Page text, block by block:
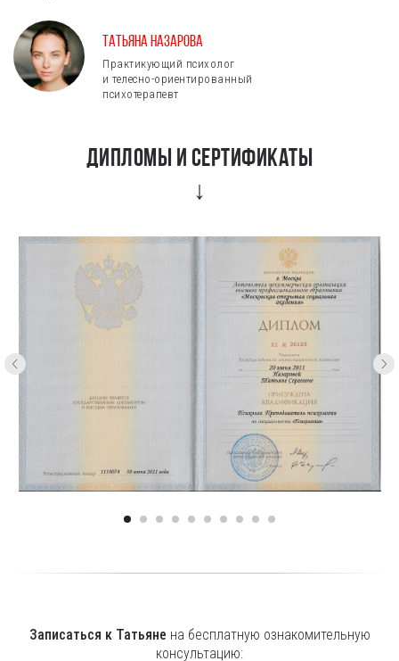
Татьяна Назарова
Практикующий психолог
и телесно-ориентированный
психотерапевт
дипломы и сертификаты
↓
Записаться к Татьяне на бесплатную ознакомительную
консультацию: